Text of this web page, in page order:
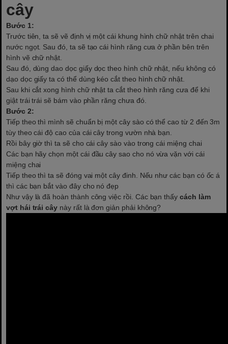
cây
Bước 1:
Trước tiên, ta sẽ vẽ định vị một cái khung hình chữ nhật trên chai
nước ngọt. Sau đó, ta sẽ tạo cái hình răng cưa ở phần bên trên
hình vẽ chữ nhật.
Sau đó, dùng dao dọc giấy dọc theo hình chữ nhật, nếu không có
dạo dọc giấy ta có thể dùng kéo cắt theo hình chữ nhật.
Sau khi cắt xong hình chữ nhật ta cắt theo hình răng cưa để khi
giật trái trái sẽ bám vào phần răng chưa đó.
Bước 2:
Tiếp theo thì mình sẽ chuẩn bị một cây sào có thể cao từ 2 đến 3m
tùy theo cái độ cao của cái cây trong vườn nhà bạn.
Rồi bây giờ thì ta sẽ cho cái cây sào vào trong cái miệng chai
Các bạn hãy chọn một cái đầu cây sao cho nó vừa vặn với cái
miệng chai
Tiếp theo thì ta sẽ đóng vai một cây đinh. Nếu như các bạn có ốc á
thì các bạn bắt vào đây cho nó đẹp
Như vậy là đã hoàn thành công việc rồi. Các bạn thấycách làm
vợt hái trái cây này rất là đơn giản phải không?